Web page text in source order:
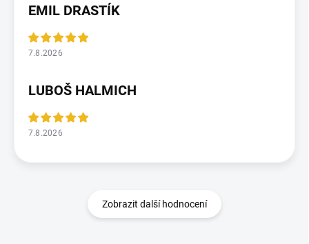
EMIL DRASTÍK
7.8.2026
LUBOŠ HALMICH
7.8.2026
Zobrazit další hodnocení